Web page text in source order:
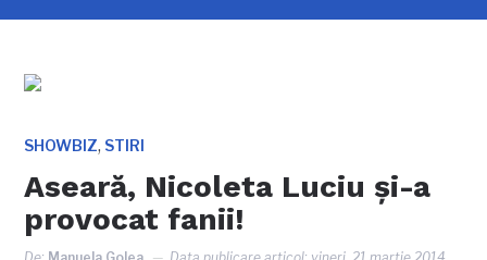
SHOWBIZ, STIRI
Aseară, Nicoleta Luciu şi-a
provocat fanii!